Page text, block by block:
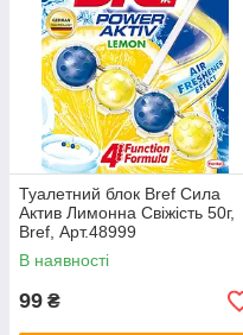
Туалетний блок Bref Сила
Актив Лимонна Свіжість 50г,
Bref, Арт.48999
В наявності
99 ₴